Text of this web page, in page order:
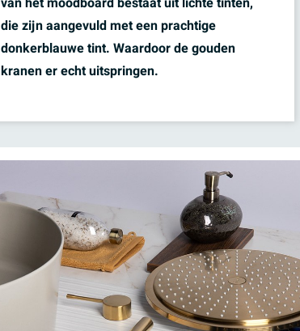
die zijn aangevuld met een prachtige
donkerblauwe tint. Waardoor de gouden
kranen er echt uitspringen.